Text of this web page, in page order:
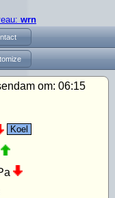
wrn
om: 06:15
Koel